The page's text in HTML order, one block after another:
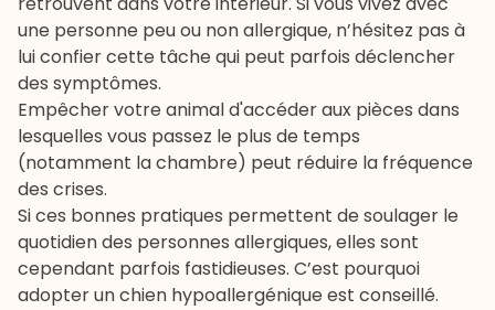
une personne peu ou non allergique, n’hésitez pas à
lui confier cette tâche qui peut parfois déclencher
des symptômes.
Empêcher votre animal d'accéder aux pièces dans
lesquelles vous passez le plus de temps
(notamment la chambre) peut réduire la fréquence
des crises.
Si ces bonnes pratiques permettent de soulager le
quotidien des personnes allergiques, elles sont
cependant parfois fastidieuses. C’est pourquoi
adopter un chien hypoallergénique est conseillé.